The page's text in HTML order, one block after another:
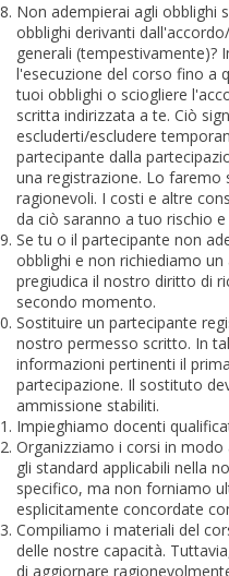
Non adempierai agli obblighi
obblighi derivanti
generali (tempestivamente)?
l'esecuzione del corso fino a
tuoi obblighi o sciogliere
scritta indirizzata a te. Ciò
escluderti/escludere
partecipante dalla
una registrazione. Lo faremo
ragionevoli. I costi e altre
da ciò saranno a tuo rischio e
Se tu o il partecipante non
obblighi e non richiediamo
pregiudica il nostro diritto di
secondo momento.
Sostituire un partecipante
nostro permesso scritto. In
informazioni pertinenti il
partecipazione. Il sostituto
ammissione stabiliti.
Impieghiamo docenti
Organizziamo i corsi in
gli standard applicabili nella
specifico, ma non forniamo
esplicitamente concordate
Compiliamo i materiali del
delle nostre capacità.
di aggiornare